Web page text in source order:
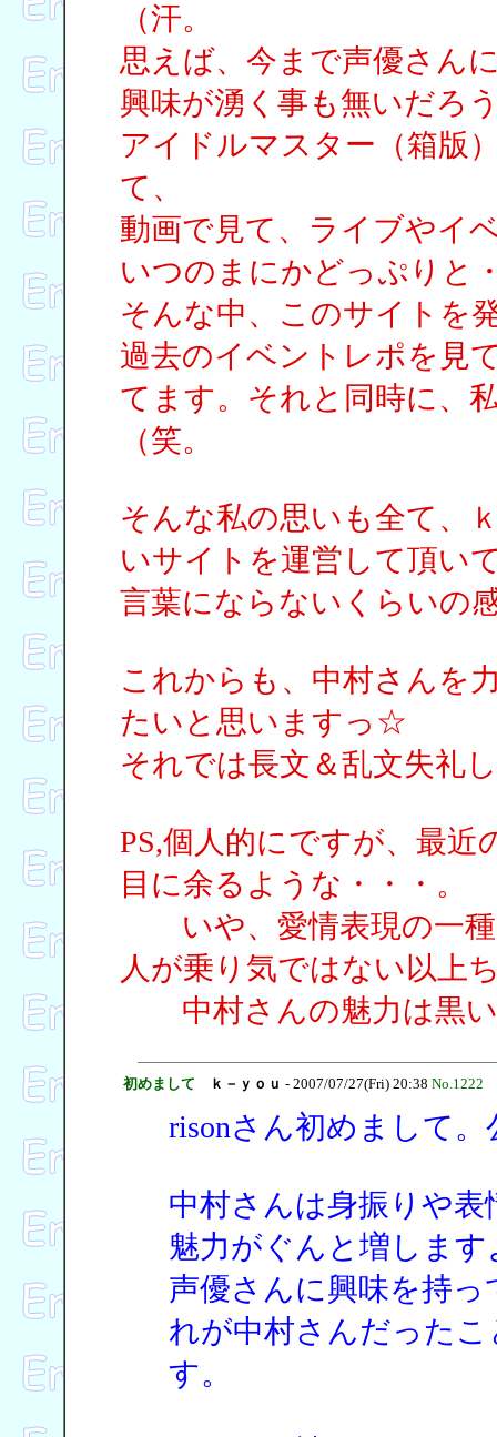
（汗。
思えば、今まで声優さん
興味が湧く事も無いだろ
アイドルマスター（箱版
て、
動画で見て、ライブやイ
いつのまにかどっぷりと
そんな中、このサイトを
過去のイベントレポを見
てます。それと同時に、
（笑。
そんな私の思いも全て、
いサイトを運営して頂い
言葉にならないくらいの
これからも、中村さんを
たいと思いますっ☆
それでは長文＆乱文失礼
PS,個人的にですが、最
目に余るような・・・。
いや、愛情表現の一種
人が乗り気ではない以上
中村さんの魅力は黒い
初めまして ｋ－ｙｏｕ - 2007/07/27(Fri) 20:38 No.1222
risonさん初めまして
中村さんは身振りや
魅力がぐんと増します
声優さんに興味を持
れが中村さんだった
す。